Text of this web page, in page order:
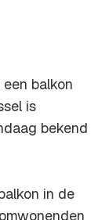
balkon
is
bekend
in de